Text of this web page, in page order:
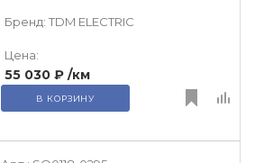
Бренд: TDM ЕLECTRIC
Цена:
55 030 ₽ /км
В КОРЗИНУ